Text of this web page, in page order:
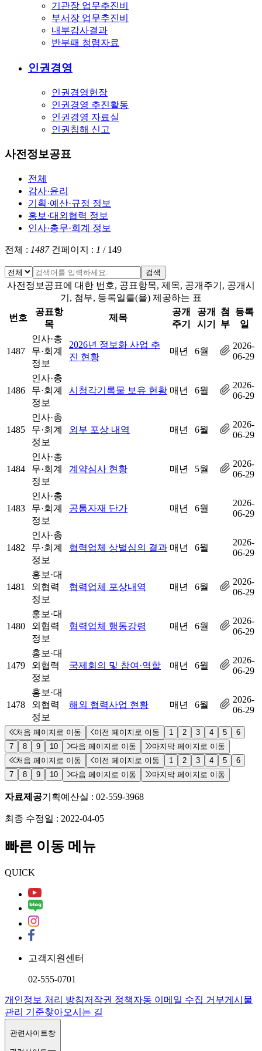
기관장 업무추진비
부서장 업무추진비
내부감사결과
반부패 청렴자료
인권경영
인권경영헌장
인권경영 추진활동
인권경영 자료실
인권침해 신고
사전정보공표
전체
감사·윤리
기획·예산·규정 정보
홍보·대외협력 정보
인사·총무·회계 정보
전체 : 1487건페이지 : 1 / 149
검색
사전정보공표에 대한 번호, 공표항목, 제목, 공개주기, 공개시
기, 첨부, 등록일를(을) 제공하는 표
번호
공표항
목
제목
공개
주기
공개
시기
첨
부
등록
일
1487
인사·총
무·회계
정보
2026년 정보화 사업 추
진 현황
매년 6월
2026-
06-29
1486
인사·총
무·회계
정보
시청각기록물 보유 현황 매년 6월
2026-
06-29
1485
인사·총
무·회계
정보
외부 포상 내역 매년 6월
2026-
06-29
1484
인사·총
무·회계
정보
계약심사 현황 매년 5월
2026-
06-29
1483
인사·총
무·회계
정보
공통자재 단가 매년 6월
2026-
06-29
1482
인사·총
무·회계
정보
협력업체 상벌심의 결과 매년 6월
2026-
06-29
1481
홍보·대
외협력
정보
협력업체 포상내역 매년 6월
2026-
06-29
1480
홍보·대
외협력
정보
협력업체 행동강령 매년 6월
2026-
06-29
1479
홍보·대
외협력
정보
국제회의 및 참여·역할 매년 6월
2026-
06-29
1478
홍보·대
외협력
정보
해외 협력사업 현황 매년 6월
2026-
06-29
처음 페이지로 이동 이전 페이지로 이동 1 2 3 4 5
6
7
8 9 10 다음 페이지로 이동
마지막 페이지로 이동
처음 페이지로 이동
이전 페이지로 이동 1 2 3 4 5
6
7
8 9 10 다음 페이지로 이동 마지막 페이지로 이동
자료제공기획예산실 : 02-559-3968
최종 수정일 : 2022-04-05
빠른 이동 메뉴
QUICK
고객지원센터
02-555-0701
개인정보 처리 방침저작권 정책자동 이메일 수집 거부게시물
관리 기준찾아오시는 길
관련사이트창